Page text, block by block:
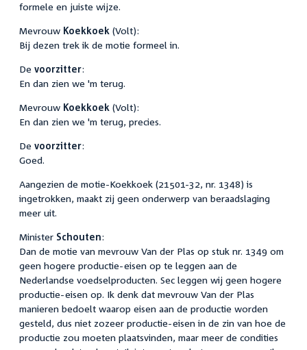
formele en juiste wijze.
Mevrouw Koekkoek (Volt):
Bij dezen trek ik de motie formeel in.
De voorzitter:
En dan zien we 'm terug.
Mevrouw Koekkoek (Volt):
En dan zien we 'm terug, precies.
De voorzitter:
Goed.
Aangezien de motie-Koekkoek (21501-32, nr. 1348) is
ingetrokken, maakt zij geen onderwerp van beraadslaging
meer uit.
Minister Schouten:
Dan de motie van mevrouw Van der Plas op stuk nr. 1349 om
geen hogere productie-eisen op te leggen aan de
Nederlandse voedselproducten. Sec leggen wij geen hogere
productie-eisen op. Ik denk dat mevrouw Van der Plas
manieren bedoelt waarop eisen aan de productie worden
gesteld, dus niet zozeer productie-eisen in de zin van hoe de
productie zou moeten plaatsvinden, maar meer de condities